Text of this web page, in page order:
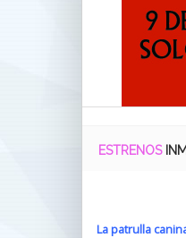
ESTRENOS
La patrulla